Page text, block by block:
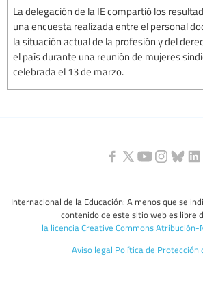
La delegación de la IE compartió los
una encuesta realizada entre el personal
la situación actual de la profesión y del
el país durante una reunión de mujeres
celebrada el 13 de marzo.
Internacional de la Educación: A menos que se
contenido de este sitio web es libre
la licencia Creative Commons Atribución-
Aviso legal Política de Protección